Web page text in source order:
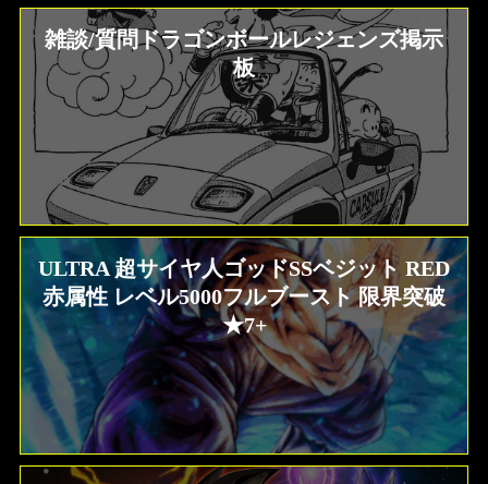
雑談/質問ドラゴンボールレジェンズ掲示
板
ULTRA 超サイヤ人ゴッドSSベジット RED
赤属性 レベル5000フルブースト 限界突破
★7+